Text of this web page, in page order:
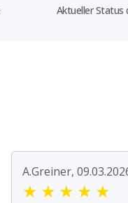
Aktueller Status
A.Greiner,
★ ★ ★ ★ ★